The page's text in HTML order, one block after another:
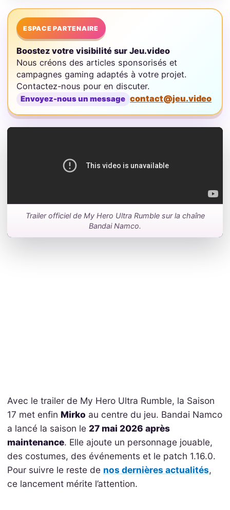
ESPACE PARTENAIRE
Boostez votre visibilité sur Jeu.video
Nous créons des articles sponsorisés et
campagnes gaming adaptés à votre projet.
Contactez-nous pour en discuter.
Envoyez-nous un message contact@jeu.video
Trailer officiel de My Hero Ultra Rumble sur la chaîne
Bandai Namco.
Avec le trailer de My Hero Ultra Rumble, la Saison
17 met enfin Mirko au centre du jeu. Bandai Namco
a lancé la saison le 27 mai 2026 après
maintenance. Elle ajoute un personnage jouable,
des costumes, des événements et le patch 1.16.0.
Pour suivre le reste de nos dernières actualités,
ce lancement mérite l’attention.